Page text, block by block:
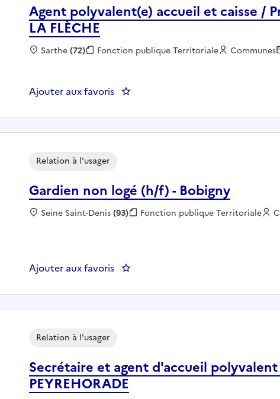
Agent polyvalent(e) accueil et caisse /
LA FLÈCHE
Localisation :
Sarthe(72) Fonction publique :
Fonction publique Territoriale Employeur :
Communes
Ajouter aux favoris : Agent polyvalent(e) accueil et
Gardien non logé (h/f) - Bobigny
Relation à l'usager
Localisation :
Seine Saint-Denis(93) Fonction publique :
Fonction publique Territoriale
Ajouter aux favoris : Gardien non logé (h/f) - Bobigny
Secrétaire et agent d'accueil polyvalent
PEYREHORADE
Relation à l'usager